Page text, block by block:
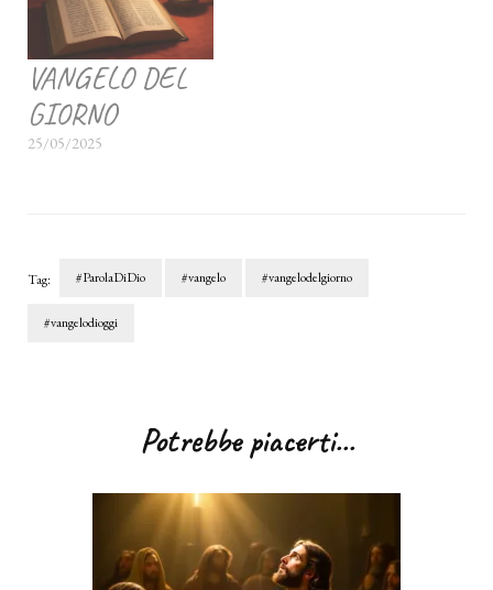
VANGELO DEL
GIORNO
25/05/2025
Tag: #ParolaDiDio #vangelo #vangelodelgiorno
#vangelodioggi
articoliPotrebbe piacerti...